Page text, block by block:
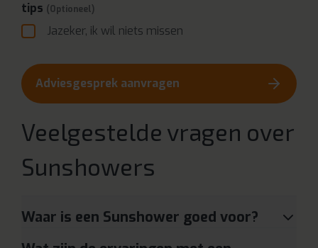
tips (Optioneel)
Jazeker, ik wil niets missen
Adviesgesprek aanvragen
Veelgestelde vragen over
Sunshowers
Waar is een Sunshower goed voor?